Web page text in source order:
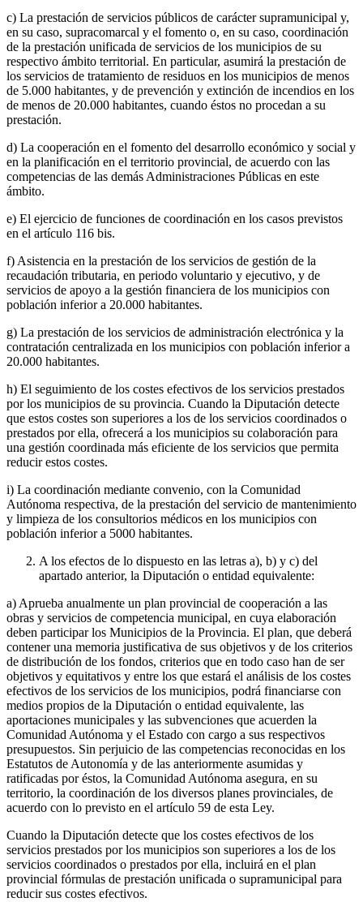
c) La prestación de servicios públicos de carácter supramunicipal y,
en su caso, supracomarcal y el fomento o, en su caso, coordinación
de la prestación unificada de servicios de los municipios de su
respectivo ámbito territorial. En particular, asumirá la prestación de
los servicios de tratamiento de residuos en los municipios de menos
de 5.000 habitantes, y de prevención y extinción de incendios en los
de menos de 20.000 habitantes, cuando éstos no procedan a su
prestación.
d) La cooperación en el fomento del desarrollo económico y social y
en la planificación en el territorio provincial, de acuerdo con las
competencias de las demás Administraciones Públicas en este
ámbito.
e) El ejercicio de funciones de coordinación en los casos previstos
en el artículo 116 bis.
f) Asistencia en la prestación de los servicios de gestión de la
recaudación tributaria, en periodo voluntario y ejecutivo, y de
servicios de apoyo a la gestión financiera de los municipios con
población inferior a 20.000 habitantes.
g) La prestación de los servicios de administración electrónica y la
contratación centralizada en los municipios con población inferior a
20.000 habitantes.
h) El seguimiento de los costes efectivos de los servicios prestados
por los municipios de su provincia. Cuando la Diputación detecte
que estos costes son superiores a los de los servicios coordinados o
prestados por ella, ofrecerá a los municipios su colaboración para
una gestión coordinada más eficiente de los servicios que permita
reducir estos costes.
i) La coordinación mediante convenio, con la Comunidad
Autónoma respectiva, de la prestación del servicio de mantenimiento
y limpieza de los consultorios médicos en los municipios con
población inferior a 5000 habitantes.
A los efectos de lo dispuesto en las letras a), b) y c) del
apartado anterior, la Diputación o entidad equivalente:
a) Aprueba anualmente un plan provincial de cooperación a las
obras y servicios de competencia municipal, en cuya elaboración
deben participar los Municipios de la Provincia. El plan, que deberá
contener una memoria justificativa de sus objetivos y de los criterios
de distribución de los fondos, criterios que en todo caso han de ser
objetivos y equitativos y entre los que estará el análisis de los costes
efectivos de los servicios de los municipios, podrá financiarse con
medios propios de la Diputación o entidad equivalente, las
aportaciones municipales y las subvenciones que acuerden la
Comunidad Autónoma y el Estado con cargo a sus respectivos
presupuestos. Sin perjuicio de las competencias reconocidas en los
Estatutos de Autonomía y de las anteriormente asumidas y
ratificadas por éstos, la Comunidad Autónoma asegura, en su
territorio, la coordinación de los diversos planes provinciales, de
acuerdo con lo previsto en el artículo 59 de esta Ley.
Cuando la Diputación detecte que los costes efectivos de los
servicios prestados por los municipios son superiores a los de los
servicios coordinados o prestados por ella, incluirá en el plan
provincial fórmulas de prestación unificada o supramunicipal para
reducir sus costes efectivos.